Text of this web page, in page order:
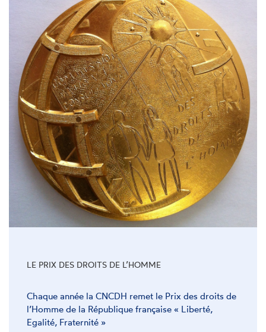
LE PRIX DES DROITS DE L’HOMME
Chaque année la CNCDH remet le Prix des droits de
l’Homme de la République française « Liberté,
Egalité, Fraternité »